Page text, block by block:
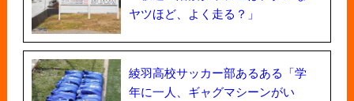
ヤツほど、よく走る？」
綾羽高校サッカー部あるある「学
年に一人、ギャグマシーンがい